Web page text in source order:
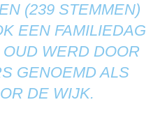
(239 STEMMEN)
EEN FAMILIEDAG
WERD DOOR
GENOEMD ALS
DE WIJK.